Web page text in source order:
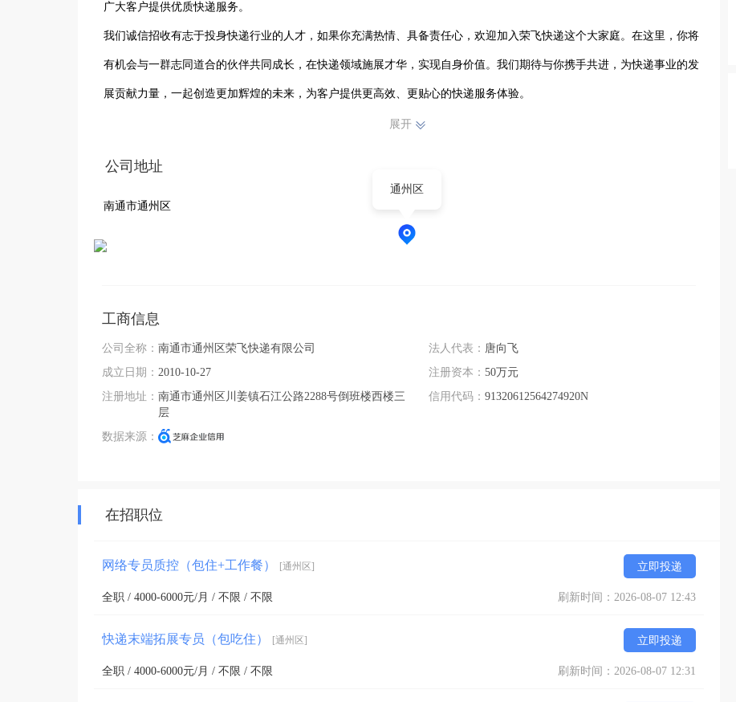
广大客户提供优质快递服务。
我们诚信招收有志于投身快递行业的人才，如果你充满热情、具备责任心，欢迎加入荣飞快递这个大家庭。在这里，你将
有机会与一群志同道合的伙伴共同成长，在快递领域施展才华，实现自身价值。我们期待与你携手共进，为快递事业的发
展贡献力量，一起创造更加辉煌的未来，为客户提供更高效、更贴心的快递服务体验。
展开
公司地址
南通市通州区
通州区
工商信息
公司全称： 南通市通州区荣飞快递有限公司
成立日期： 2010-10-27
注册地址： 南通市通州区川姜镇石江公路2288号倒班楼西楼三
层
数据来源：
法人代表： 唐向飞
注册资本： 50万元
信用代码： 91320612564274920N
在招职位
网络专员质控（包住+工作餐） [通州区] 立即投递
全职 / 4000-6000元/月 / 不限 / 不限 刷新时间：2026-08-07 12:43
快递末端拓展专员（包吃住） [通州区] 立即投递
全职 / 4000-6000元/月 / 不限 / 不限 刷新时间：2026-08-07 12:31